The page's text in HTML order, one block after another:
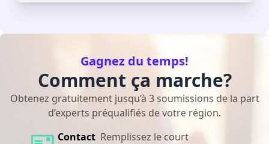
Gagnez du temps!
Comment ça marche?
Obtenez gratuitement jusqu’à 3 soumissions de la part
d’experts préqualifiés de votre région.
Contact Remplissez le court